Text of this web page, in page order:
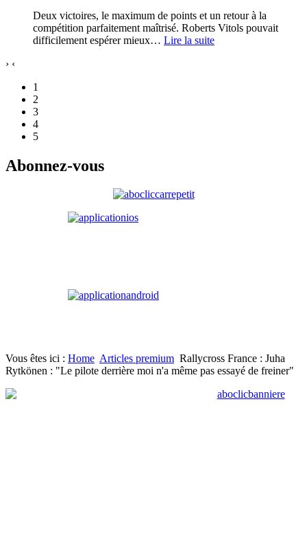
Deux victoires, le maximum de points et un retour à la
compétition parfaitement maîtrisé. Roberts Vitols pouvait
difficilement espérer mieux… Lire la suite
› ‹
1
2
3
4
5
Abonnez-vous
Vous êtes ici : Home Articles premium Rallycross France : Juha
Rytkönen : "Le pilote derrière moi n'a même pas essayé de freiner"